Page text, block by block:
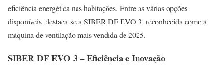
eficiência energética nas habitações. Entre as várias opções
disponíveis, destaca-se a SIBER DF EVO 3, reconhecida como a
máquina de ventilação mais vendida de 2025.
SIBER DF EVO 3 – Eficiência e Inovação